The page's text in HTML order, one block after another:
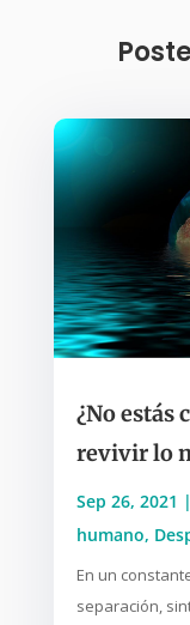
¿No estás
revivir lo
Sep 26, 2021 |
humano,
En un
separación,